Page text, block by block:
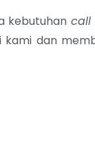
kebutuhan call
dan